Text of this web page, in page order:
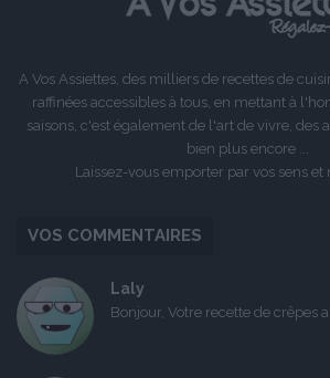
A Vos Assiettes, des milliers de recettes de
raffinées accessibles à tous, en mettant à
saisons, c'est également de l'art de vivre, des
bien plus encore ...
Laissez-vous emporter par vos sens et
VOS COMMENTAIRES
Laly
Bonjour, Votre recette de crêpes